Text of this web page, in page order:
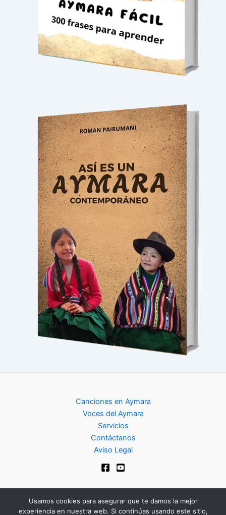
Canciones en Aymara
Voces del Aymara
Servicios
Contáctanos
Aviso Legal
Usamos cookies para asegurar que te damos la mejor
experiencia en nuestra web. Si continúas usando este sitio,